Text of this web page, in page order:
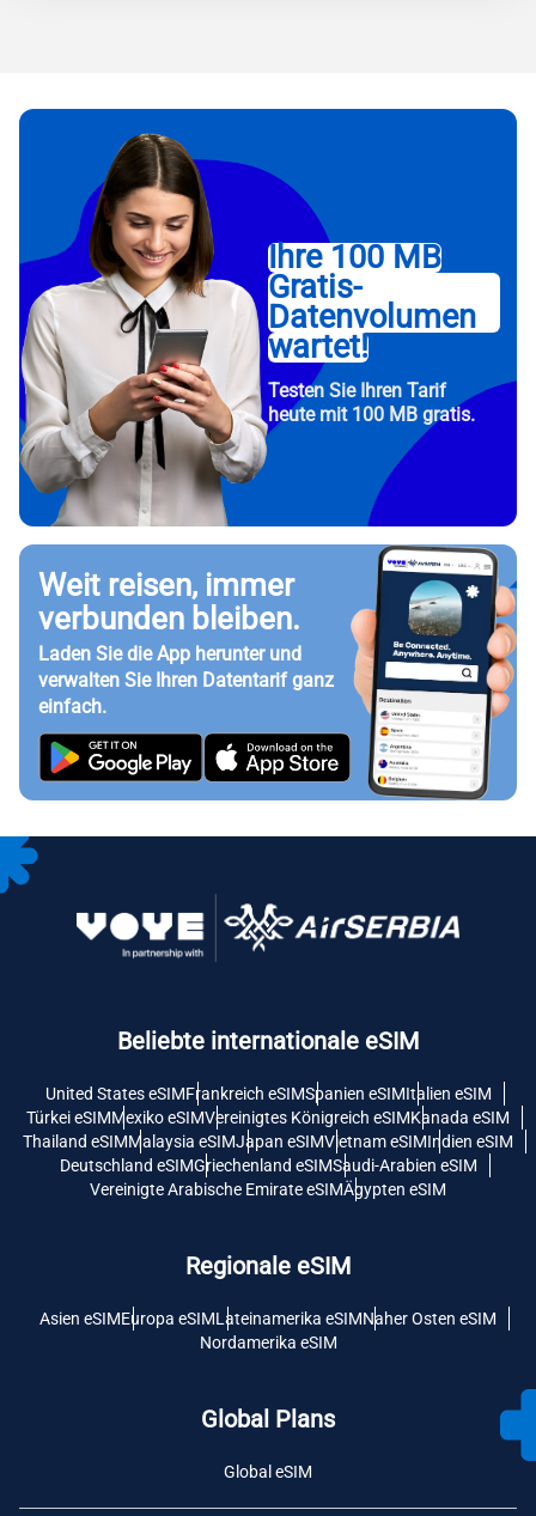
Ihre 100 MB
Gratis-
Datenvolumen
wartet!
Testen Sie Ihren Tarif
heute mit 100 MB gratis.
Weit reisen, immer
verbunden bleiben.
Laden Sie die App herunter und
verwalten Sie Ihren Datentarif ganz
einfach.
Beliebte internationale eSIM
United States eSIMFrankreich eSIMSpanien eSIMItalien eSIM
Türkei eSIMMexiko eSIMVereinigtes Königreich eSIMKanada eSIM
Thailand eSIMMalaysia eSIMJapan eSIMVietnam eSIMIndien eSIM
Deutschland eSIMGriechenland eSIMSaudi-Arabien eSIM
Vereinigte Arabische Emirate eSIMÄgypten eSIM
Regionale eSIM
Asien eSIMEuropa eSIMLateinamerika eSIMNaher Osten eSIM
Nordamerika eSIM
Global Plans
Global eSIM